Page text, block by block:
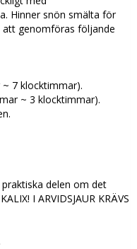
Hinner snön smälta för
genomföras följande
7 klocktimmar).
~ 3 klocktimmar).
delen om det
I ARVIDSJAUR KRÄVS